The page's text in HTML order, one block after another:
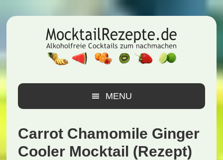
Hauptnavigation
Inhalt
Seitenspalte
MENU
Carrot Chamomile Ginger
Cooler Mocktail (Rezept)